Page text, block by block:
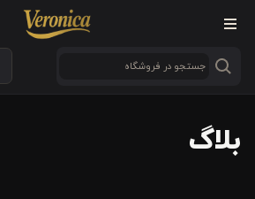
بلاگ